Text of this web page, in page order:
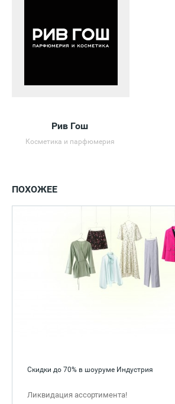
Рив Гош
Косметика и парфюмерия
ПОХОЖЕЕ
Скидки до 70% в шоуруме Индустрия
Ликвидация ассортимента!